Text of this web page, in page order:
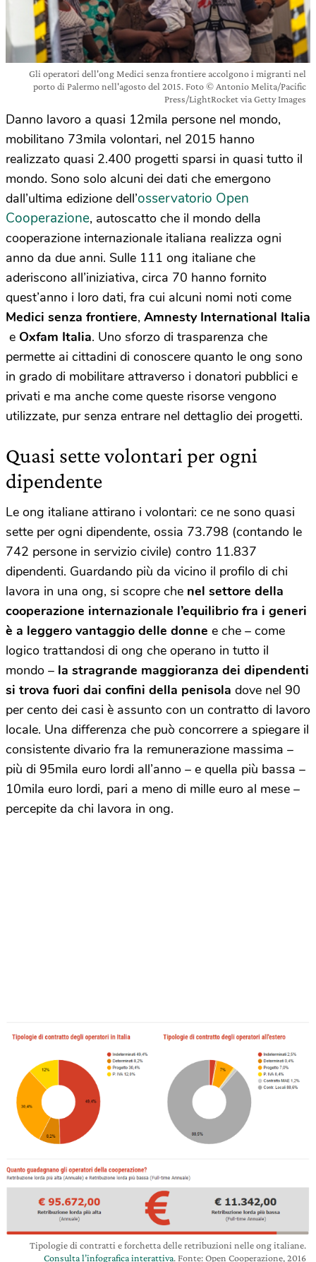
Gli operatori dell'ong Medici senza frontiere accolgono i migranti nel
porto di Palermo nell'agosto del 2015. Foto © Antonio Melita/Pacific
Press/LightRocket via Getty Images
Danno lavoro a quasi 12mila persone nel mondo,
mobilitano 73mila volontari, nel 2015 hanno
realizzato quasi 2.400 progetti sparsi in quasi tutto il
mondo. Sono solo alcuni dei dati che emergono
dall’ultima edizione dell’osservatorio Open
Cooperazione, autoscatto che il mondo della
cooperazione internazionale italiana realizza ogni
anno da due anni. Sulle 111 ong italiane che
aderiscono all’iniziativa, circa 70 hanno fornito
quest’anno i loro dati, fra cui alcuni nomi noti come
Medici senza frontiere, Amnesty International Italia
e Oxfam Italia. Uno sforzo di trasparenza che
permette ai cittadini di conoscere quanto le ong sono
in grado di mobilitare attraverso i donatori pubblici e
privati e ma anche come queste risorse vengono
utilizzate, pur senza entrare nel dettaglio dei progetti.
Quasi sette volontari per ogni
dipendente
Le ong italiane attirano i volontari: ce ne sono quasi
sette per ogni dipendente, ossia 73.798 (contando le
742 persone in servizio civile) contro 11.837
dipendenti. Guardando più da vicino il profilo di chi
lavora in una ong, si scopre che nel settore della
cooperazione internazionale l’equilibrio fra i generi
è a leggero vantaggio delle donne e che – come
logico trattandosi di ong che operano in tutto il
mondo – la stragrande maggioranza dei dipendenti
si trova fuori dai confini della penisola dove nel 90
per cento dei casi è assunto con un contratto di lavoro
locale. Una differenza che può concorrere a spiegare il
consistente divario fra la remunerazione massima –
più di 95mila euro lordi all’anno – e quella più bassa –
10mila euro lordi, pari a meno di mille euro al mese –
percepite da chi lavora in ong.
Tipologie di contratti e forchetta delle retribuzioni nelle ong italiane.
Consulta l’infografica interattiva. Fonte: Open Cooperazione, 2016